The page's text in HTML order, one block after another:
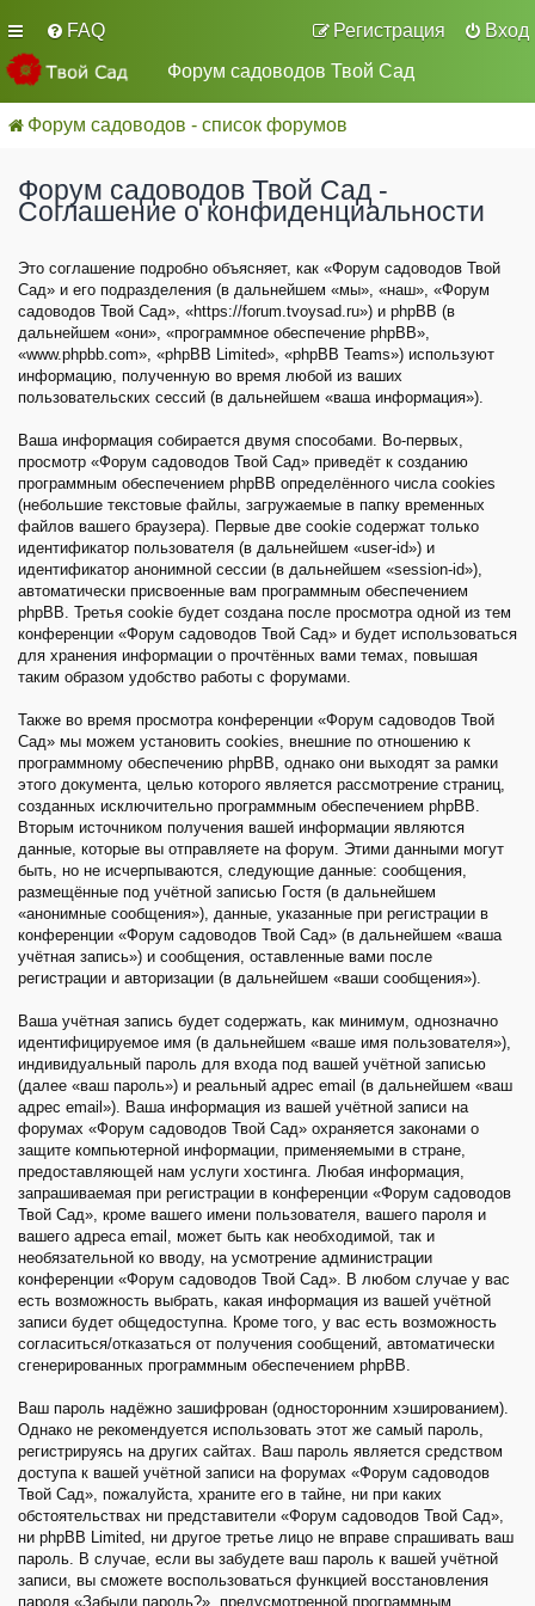
FAQ Вход
Регистрация
Форум садоводов Твой Сад
Форум садоводов - список форумов
Форум садоводов Твой Сад -
Соглашение о конфиденциальности
Это соглашение подробно объясняет, как «Форум садоводов Твой
Сад» и его подразделения (в дальнейшем «мы», «наш», «Форум
садоводов Твой Сад», «https://forum.tvoysad.ru») и phpBB (в
дальнейшем «они», «программное обеспечение phpBB»,
«www.phpbb.com», «phpBB Limited», «phpBB Teams») используют
информацию, полученную во время любой из ваших
пользовательских сессий (в дальнейшем «ваша информация»).
Ваша информация собирается двумя способами. Во-первых,
просмотр «Форум садоводов Твой Сад» приведёт к созданию
программным обеспечением phpBB определённого числа cookies
(небольшие текстовые файлы, загружаемые в папку временных
файлов вашего браузера). Первые две cookie содержат только
идентификатор пользователя (в дальнейшем «user-id») и
идентификатор анонимной сессии (в дальнейшем «session-id»),
автоматически присвоенные вам программным обеспечением
phpBB. Третья cookie будет создана после просмотра одной из тем
конференции «Форум садоводов Твой Сад» и будет использоваться
для хранения информации о прочтённых вами темах, повышая
таким образом удобство работы с форумами.
Также во время просмотра конференции «Форум садоводов Твой
Сад» мы можем установить cookies, внешние по отношению к
программному обеспечению phpBB, однако они выходят за рамки
этого документа, целью которого является рассмотрение страниц,
созданных исключительно программным обеспечением phpBB.
Вторым источником получения вашей информации являются
данные, которые вы отправляете на форум. Этими данными могут
быть, но не исчерпываются, следующие данные: сообщения,
размещённые под учётной записью Гостя (в дальнейшем
«анонимные сообщения»), данные, указанные при регистрации в
конференции «Форум садоводов Твой Сад» (в дальнейшем «ваша
учётная запись») и сообщения, оставленные вами после
регистрации и авторизации (в дальнейшем «ваши сообщения»).
Ваша учётная запись будет содержать, как минимум, однозначно
идентифицируемое имя (в дальнейшем «ваше имя пользователя»),
индивидуальный пароль для входа под вашей учётной записью
(далее «ваш пароль») и реальный адрес email (в дальнейшем «ваш
адрес email»). Ваша информация из вашей учётной записи на
форумах «Форум садоводов Твой Сад» охраняется законами о
защите компьютерной информации, применяемыми в стране,
предоставляющей нам услуги хостинга. Любая информация,
запрашиваемая при регистрации в конференции «Форум садоводов
Твой Сад», кроме вашего имени пользователя, вашего пароля и
вашего адреса email, может быть как необходимой, так и
необязательной ко вводу, на усмотрение администрации
конференции «Форум садоводов Твой Сад». В любом случае у вас
есть возможность выбрать, какая информация из вашей учётной
записи будет общедоступна. Кроме того, у вас есть возможность
согласиться/отказаться от получения сообщений, автоматически
сгенерированных программным обеспечением phpBB.
Ваш пароль надёжно зашифрован (односторонним хэшированием).
Однако не рекомендуется использовать этот же самый пароль,
регистрируясь на других сайтах. Ваш пароль является средством
доступа к вашей учётной записи на форумах «Форум садоводов
Твой Сад», пожалуйста, храните его в тайне, ни при каких
обстоятельствах ни представители «Форум садоводов Твой Сад»,
ни phpBB Limited, ни другое третье лицо не вправе спрашивать ваш
пароль. В случае, если вы забудете ваш пароль к вашей учётной
записи, вы сможете воспользоваться функцией восстановления
пароля «Забыли пароль?», предусмотренной программным